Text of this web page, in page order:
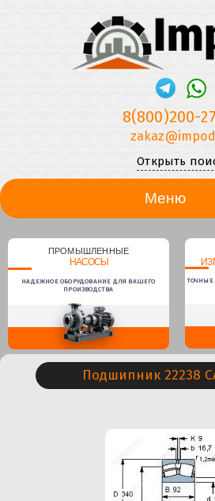
8(800)200-
Открыть
Меню
ПРОМЫШЛЕННЫЕ
НАСОСЫ
НАДЕЖНОЕ ОБОРУДОВАНИЕ ДЛЯ ВАШЕГО
ПРОИЗВОДСТВА
ТОЧНЫЕ
Подшипник 22238